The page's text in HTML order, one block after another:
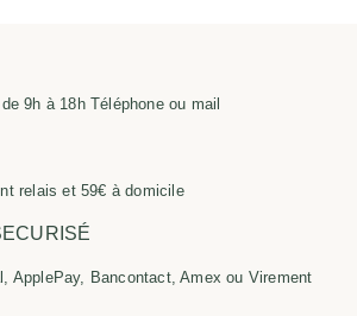
9h à 18h Téléphone ou mail
relais et 59€ à domicile
ApplePay, Bancontact, Amex ou Virement